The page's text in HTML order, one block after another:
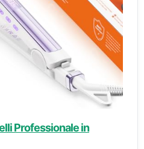
Professionale in